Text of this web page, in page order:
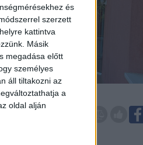
és
szerzett
kattintva
Másik
megadása előtt
személyes
áll tiltakozni az
a
oldal alján
ház (#176161)